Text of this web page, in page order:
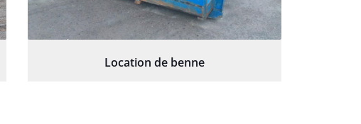
Location de benne